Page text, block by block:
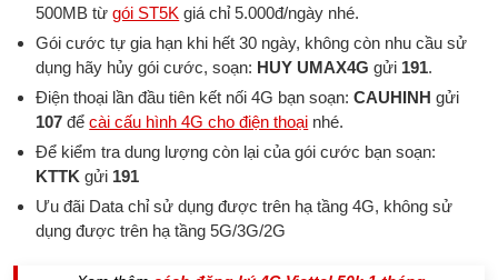
500MB từgói ST5K giá chỉ 5.000đ/ngày nhé.
Gói cước tự gia hạn khi hết 30 ngày, không còn nhu cầu sử
dụng hãy hủy gói cước, soạn: HUY UMAX4Ggửi 191.
Điện thoại lần đầu tiên kết nối 4G bạn soạn:CAUHINHgửi
107đểcài cấu hình 4G cho điện thoại nhé.
Để kiểm tra dung lượng còn lại của gói cước bạn soạn:
KTTKgửi 191
Ưu đãi Data chỉ sử dụng được trên hạ tầng 4G, không sử
dụng được trên hạ tầng 5G/3G/2G